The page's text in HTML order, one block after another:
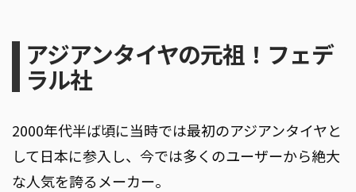
アジアンタイヤの元祖！フェデ
ラル社
2000年代半ば頃に当時では最初のアジアンタイヤと
して日本に参入し、今では多くのユーザーから絶大
な人気を誇るメーカー。